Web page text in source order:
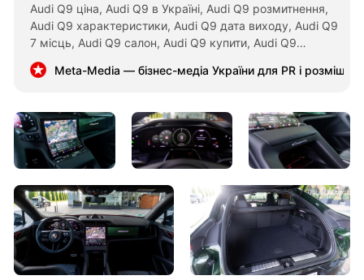
Audi Q9 ціна, Audi Q9 в Україні, Audi Q9 розмитнення,
Audi Q9 характеристики, Audi Q9 дата виходу, Audi Q9
7 місць, Audi Q9 салон, Audi Q9 купити, Audi Q9
порівняння з BMW X7, Audi Q9 vs Mercedes GLS, новий
Audi Q9 2026, Audi Q9 Україна, Audi Q9 технічні
Meta-Media — бізнес-медіа України для PR і